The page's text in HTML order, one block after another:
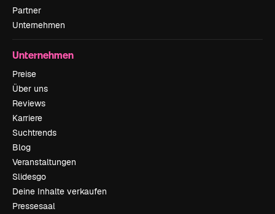
Partner
Unternehmen
Unternehmen
Preise
Über uns
Reviews
Karriere
Suchtrends
Blog
Veranstaltungen
Slidesgo
Deine Inhalte verkaufen
Pressesaal